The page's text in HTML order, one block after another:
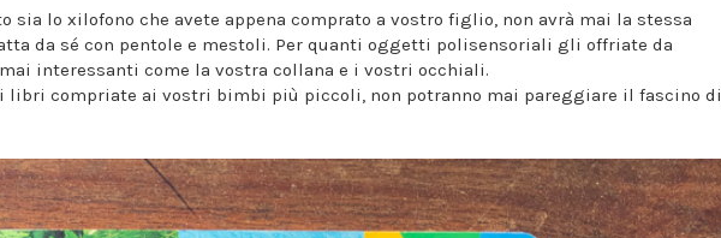
sia lo xilofono che avete appena comprato a vostro figlio, non avrà mai la stessa
da sé con pentole e mestoli. Per quanti oggetti polisensoriali gli offriate da
interessanti come la vostra collana e i vostri occhiali.
libri compriate ai vostri bimbi più piccoli, non potranno mai pareggiare il fascino di